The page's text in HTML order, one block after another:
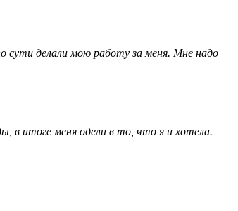
сути делали мою работу за меня. Мне надо
в итоге меня одели в то, что я и хотела.